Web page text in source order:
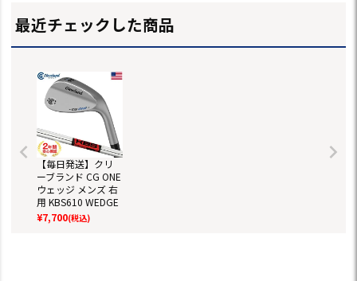
最近チェックした商品
【毎日発送】クリ
ーブランド CG ONE
ウェッジ メンズ 右
用 KBS610 WEDGE
スチールシャフト
（R+…115g） ラム
¥7,700(税込)